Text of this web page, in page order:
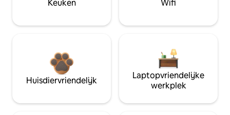
Keuken Wifi
Huisdiervriendelijk
Laptopvriendelijke
werkplek